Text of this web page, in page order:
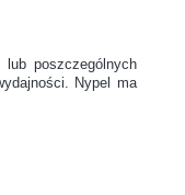
poszczególnych
Nypel ma